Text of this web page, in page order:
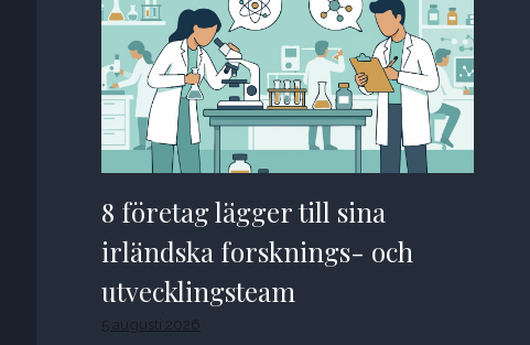
8 företag lägger till sina
irländska forsknings- och
utvecklingsteam
5 augusti 2026